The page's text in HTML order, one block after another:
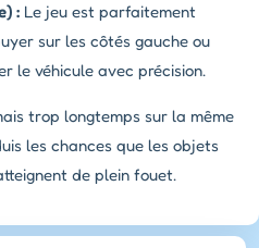
: Le jeu est parfaitement
sur les côtés gauche ou
le véhicule avec précision.
trop longtemps sur la même
les chances que les objets
de plein fouet.